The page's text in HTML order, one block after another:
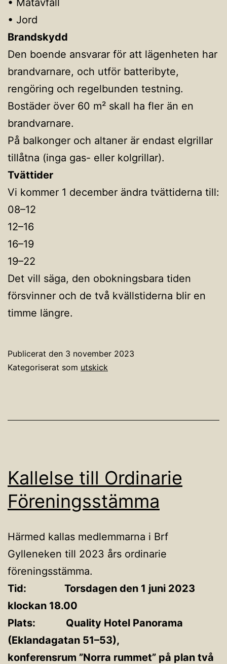
• Matavfall
• Jord
Brandskydd
Den boende ansvarar för att lägenheten har
brandvarnare, och utför batteribyte,
rengöring och regelbunden testning.
Bostäder över 60 m² skall ha fler än en
brandvarnare.
På balkonger och altaner är endast elgrillar
tillåtna (inga gas- eller kolgrillar).
Tvättider
Vi kommer 1 december ändra tvättiderna till:
08–12
12–16
16–19
19–22
Det vill säga, den obokningsbara tiden
försvinner och de två kvällstiderna blir en
timme längre.
Publicerat den 3 november 2023
Kategoriserat som utskick
Kallelse till Ordinarie
Föreningsstämma
Härmed kallas medlemmarna i Brf
Gylleneken till 2023 års ordinarie
föreningsstämma.
Tid: Torsdagen den 1 juni 2023
klockan 18.00
Plats: Quality Hotel Panorama
(Eklandagatan 51–53),
konferensrum ”Norra rummet” på plan två